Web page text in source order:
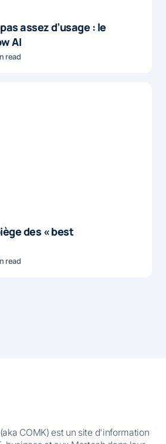
assez d’usage : le
AI
read
des « best
read
COMK) est un site d'information